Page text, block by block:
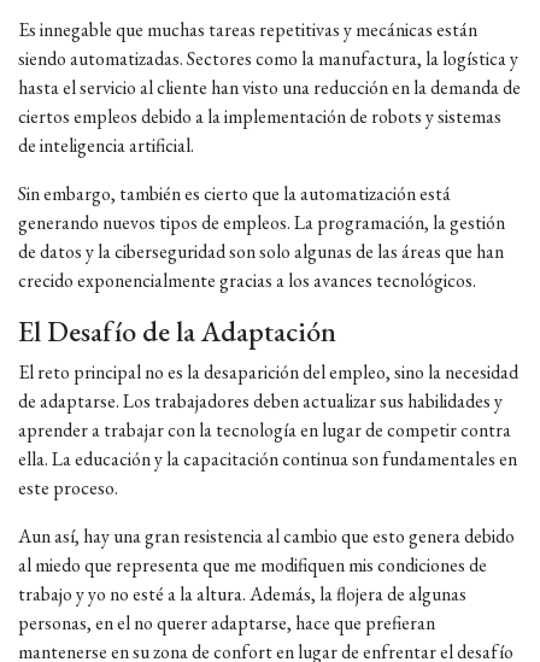
Es innegable que muchas tareas repetitivas y mecánicas están
siendo automatizadas. Sectores como la manufactura, la logística y
hasta el servicio al cliente han visto una reducción en la demanda de
ciertos empleos debido a la implementación de robots y sistemas
de inteligencia artificial.
Sin embargo, también es cierto que la automatización está
generando nuevos tipos de empleos. La programación, la gestión
de datos y la ciberseguridad son solo algunas de las áreas que han
crecido exponencialmente gracias a los avances tecnológicos.
El Desafío de la Adaptación
El reto principal no es la desaparición del empleo, sino la necesidad
de adaptarse. Los trabajadores deben actualizar sus habilidades y
aprender a trabajar con la tecnología en lugar de competir contra
ella. La educación y la capacitación continua son fundamentales en
este proceso.
Aun así, hay una gran resistencia al cambio que esto genera debido
al miedo que representa que me modifiquen mis condiciones de
trabajo y yo no esté a la altura. Además, la flojera de algunas
personas, en el no querer adaptarse, hace que prefieran
mantenerse en su zona de confort en lugar de enfrentar el desafío